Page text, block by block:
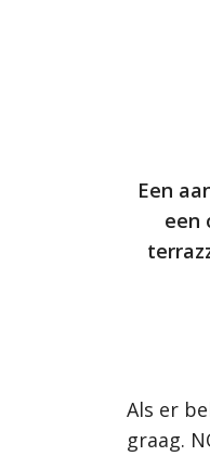
Een
een
Als er
graag.